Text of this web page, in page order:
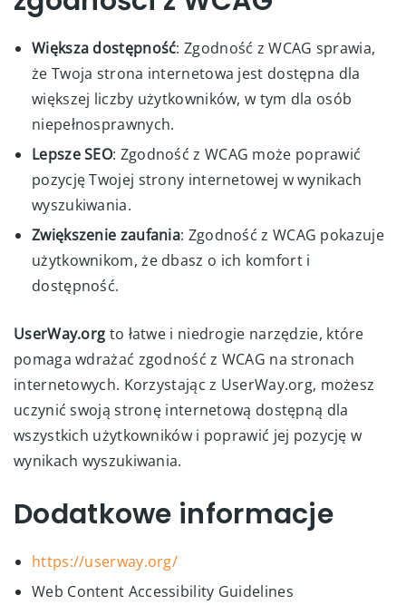
Większa dostępność: Zgodność z WCAG sprawia,
że Twoja strona internetowa jest dostępna dla
większej liczby użytkowników, w tym dla osób
niepełnosprawnych.
Lepsze SEO: Zgodność z WCAG może poprawić
pozycję Twojej strony internetowej w wynikach
wyszukiwania.
Zwiększenie zaufania: Zgodność z WCAG pokazuje
użytkownikom, że dbasz o ich komfort i
dostępność.
UserWay.org to łatwe i niedrogie narzędzie, które
pomaga wdrażać zgodność z WCAG na stronach
internetowych. Korzystając z UserWay.org, możesz
uczynić swoją stronę internetową dostępną dla
wszystkich użytkowników i poprawić jej pozycję w
wynikach wyszukiwania.
Dodatkowe informacje
https://userway.org/
Web Content Accessibility Guidelines